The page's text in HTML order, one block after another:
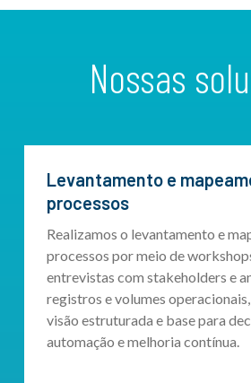
Nossas
Levantamento e mapeamento de
processos
Realizamos o levantamento e
processos por meio de
entrevistas com stakeholders e
registros e volumes
visão estruturada e base para
automação e melhoria contínua.